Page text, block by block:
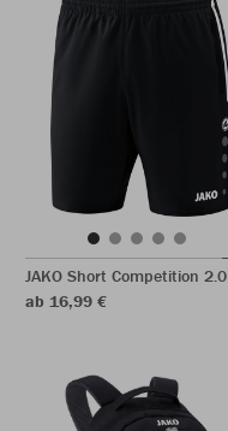
JAKO Short Competition 2.0
ab 16,99 €